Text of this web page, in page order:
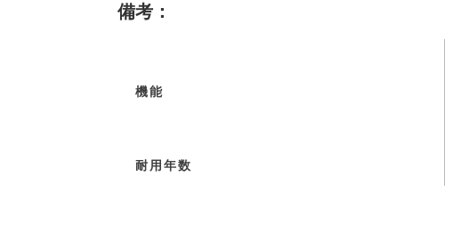
備考：
機能
耐用年数